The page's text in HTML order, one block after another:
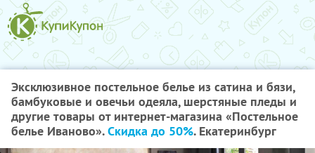
Эксклюзивное постельное белье из сатина и бязи,
бамбуковые и овечьи одеяла, шерстяные пледы и
другие товары от интернет-магазина «Постельное
белье Иваново».Скидка до 50%. Екатеринбург